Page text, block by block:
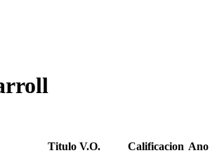
Titulo V.O. Calificacion Ano